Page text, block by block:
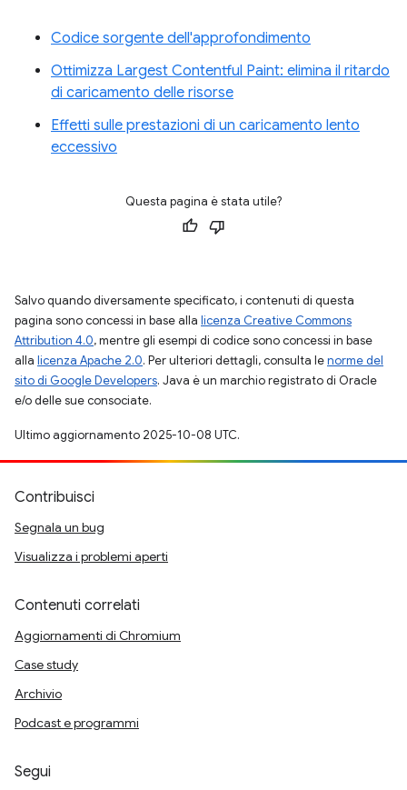
Codice sorgente dell'approfondimento
Ottimizza Largest Contentful Paint: elimina il ritardo
di caricamento delle risorse
Effetti sulle prestazioni di un caricamento lento
eccessivo
Questa pagina è stata utile?
Salvo quando diversamente specificato, i contenuti di questa
pagina sono concessi in base alla licenza Creative Commons
Attribution 4.0, mentre gli esempi di codice sono concessi in base
alla licenza Apache 2.0. Per ulteriori dettagli, consulta lenorme del
sito di Google Developers. Java è un marchio registrato di Oracle
e/o delle sue consociate.
Ultimo aggiornamento 2025-10-08 UTC.
Contribuisci
Segnala un bug
Visualizza i problemi aperti
Contenuti correlati
Aggiornamenti di Chromium
Case study
Archivio
Podcast e programmi
Segui